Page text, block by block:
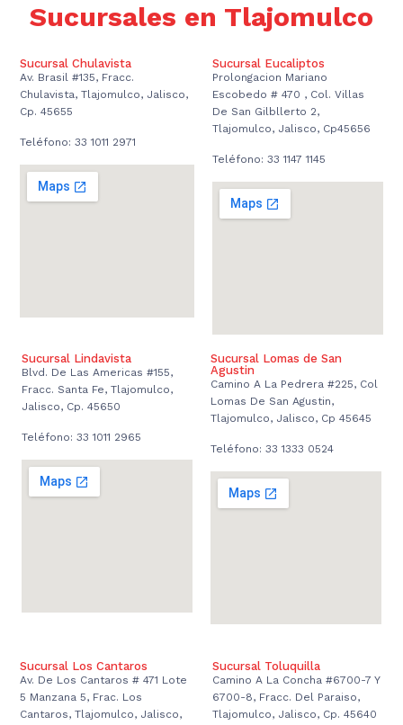
Sucursales en Tlajomulco
Sucursal Chulavista
Av. Brasil #135, Fracc.
Chulavista, Tlajomulco, Jalisco,
Cp. 45655
Teléfono: 33 1011 2971
Sucursal Eucaliptos
Prolongacion Mariano
Escobedo # 470 , Col. Villas
De San Gilbllerto 2,
Tlajomulco, Jalisco, Cp45656
Teléfono: 33 1147 1145
Sucursal Lindavista
Blvd. De Las Americas #155,
Fracc. Santa Fe, Tlajomulco,
Jalisco, Cp. 45650
Teléfono: 33 1011 2965
Sucursal Lomas de San
Agustin
Camino A La Pedrera #225, Col
Lomas De San Agustin,
Tlajomulco, Jalisco, Cp 45645
Teléfono: 33 1333 0524
Sucursal Los Cantaros
Av. De Los Cantaros # 471 Lote
5 Manzana 5, Frac. Los
Cantaros, Tlajomulco, Jalisco,
Sucursal Toluquilla
Camino A La Concha #6700-7 Y
6700-8, Fracc. Del Paraiso,
Tlajomulco, Jalisco, Cp. 45640